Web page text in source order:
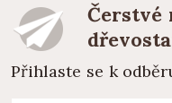
Čerstvé
Přihlaste se k